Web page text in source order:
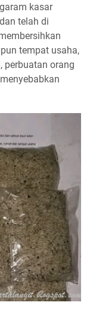
kasar
telah di
tempat usaha,
perbuatan orang